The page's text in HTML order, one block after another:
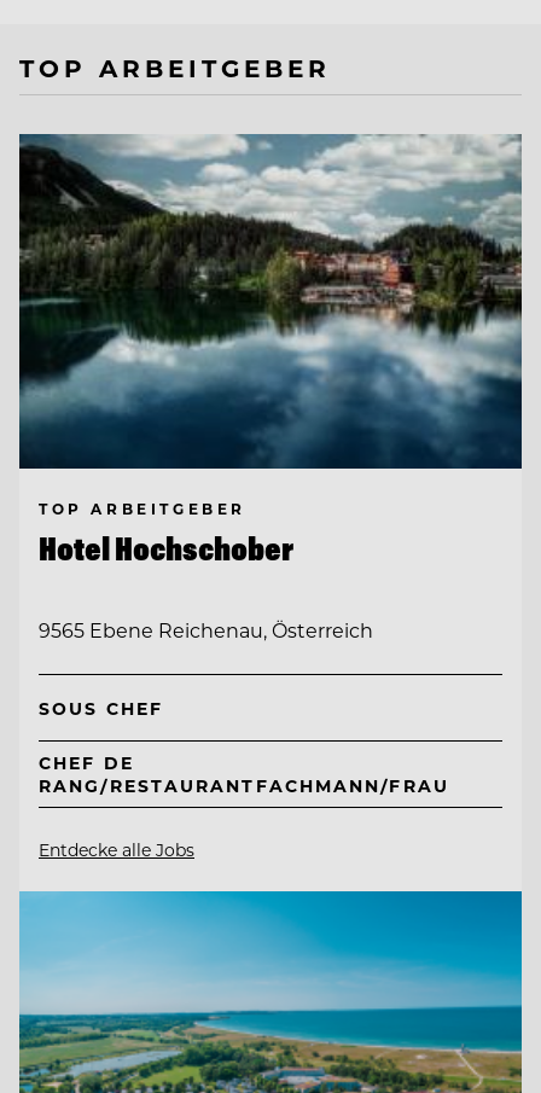
TOP ARBEITGEBER
TOP ARBEITGEBER
Hotel Hochschober
9565 Ebene Reichenau, Österreich
SOUS CHEF
CHEF DE
RANG/RESTAURANTFACHMANN/FRAU
Entdecke alle Jobs